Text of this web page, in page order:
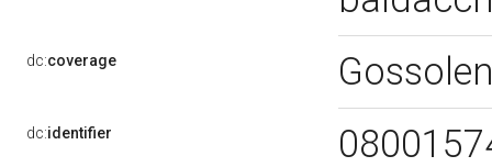
dc:coverage
dc:identifier